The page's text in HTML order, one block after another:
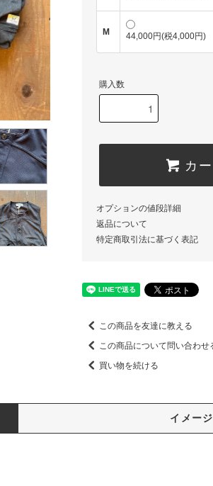
M 44,000円(税4,000円)
購入数
カ
オプションの値段詳細
返品について
特定商取引法に基づく表記
この商品を友達に教える
この商品について問い合わせ
買い物を続ける
イメージ